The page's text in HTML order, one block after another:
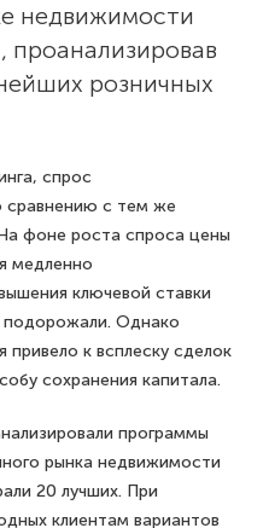
недвижимости
проанализировав
розничных
спрос
сравнению с тем же
фоне роста спроса цены
медленно
ключевой ставки
Однако
привело к всплеску сделок
сохранения капитала.
программы
рынка недвижимости
20 лучших. При
клиентам вариантов